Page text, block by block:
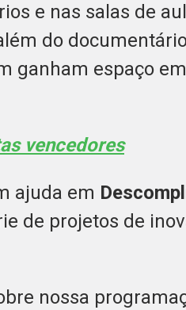
e nas salas de
do
ganham espaço em
vencedores
ajuda em
de projetos de
nossa